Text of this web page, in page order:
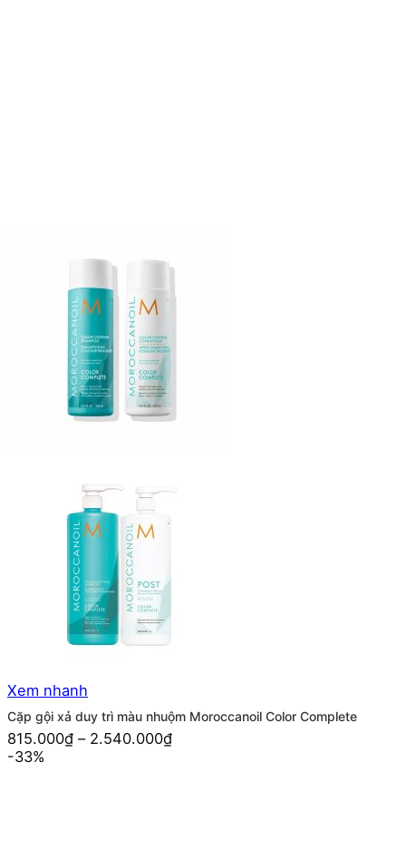
Xem nhanh
Cặp gội xả duy trì màu nhuộm Moroccanoil Color Complete
815.000₫ – 2.540.000₫
-33%